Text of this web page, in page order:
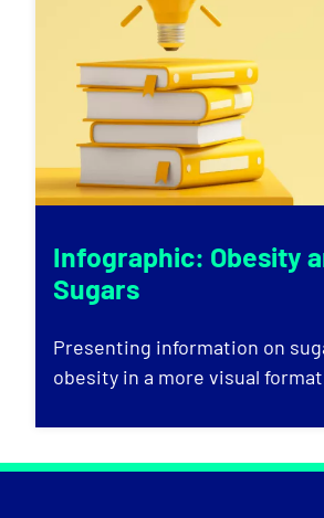
Infographic: Obesity
Sugars
Presenting information on
obesity in a more visual